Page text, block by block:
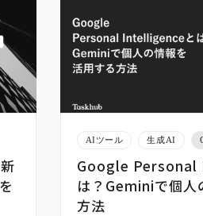
AIツール 生成AI
Google
は？Geminiで個人
方法